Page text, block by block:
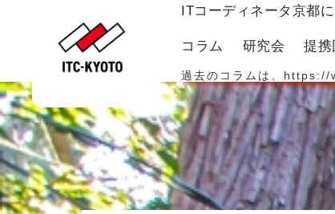
ITコーディネータ京都
コラム 研究会 提携
過去のコラムは、 https://